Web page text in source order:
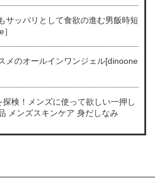
サッパリとして食欲の進む男飯時短
メのオールインワンジェル[dinoone
検！メンズに使って欲しい一押し
メンズスキンケア 身だしなみ